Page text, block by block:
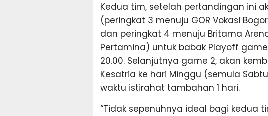
Kedua tim, setelah pertandingan ini
(peringkat 3 menuju GOR Vokasi
dan peringkat 4 menuju Britama
Pertamina) untuk babak Playoff game
20.00. Selanjutnya game 2, akan
Kesatria ke hari Minggu (semula
waktu istirahat tambahan 1 hari.
“Tidak sepenuhnya ideal bagi kedua